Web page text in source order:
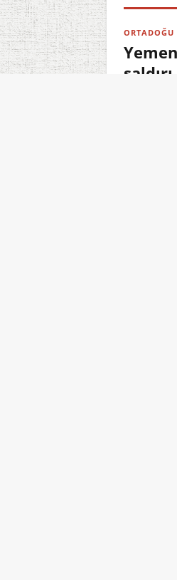
ORTADOĞU
saldırı